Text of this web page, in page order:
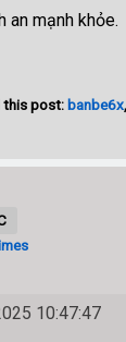
an mạnh khỏe.
this post: banbe6x
10:47:47